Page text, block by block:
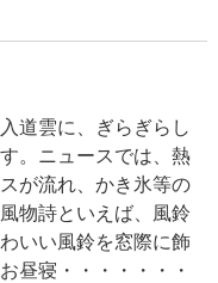
ォームドコンセント
大動脈瘤
解離
余病
道雲に、ぎらぎらし
。ニュースでは、熱
が流れ、かき氷等の
物詩といえば、風鈴
いい風鈴を窓際に飾
昼寝・・・・・・・